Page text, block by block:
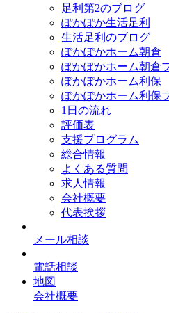
足利第2のブログ
ぽかぽか生活足利
生活足利のブログ
ぽかぽかホーム朝倉
ぽかぽかホーム朝倉
ぽかぽかホーム利保
ぽかぽかホーム利保
1日の流れ
評価表
支援プログラム
総合情報
よくある質問
求人情報
会社概要
代表挨拶
メール相談
電話相談
地図
会社概要